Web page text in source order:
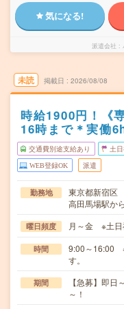
気になる!
派遣会社
未読 掲載日 2026/08/08
時給1900円！《
16時まで＊実働
交通費別途支給あり 土
WEB登録OK 派遣
勤務地
東京都新宿区
高田馬場駅か
曜日頻度 月～金 ※土日
時間
9:00～16:00
す。
期間
【急募】即
～！